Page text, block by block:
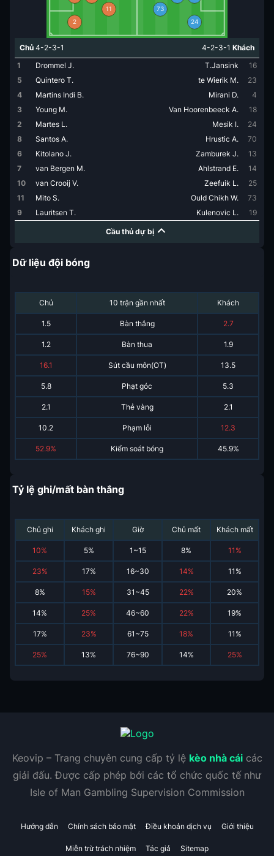
2
11 73
24
Chủ 4-2-3-1 4-2-3-1 Khách
1
Drommel J. T.Jansink
16
5
Quintero T. te Wierik M.
23
4
Martins Indi B. Mirani D.
4
3
Young M. Van Hoorenbeeck A.
18
2
Martes L. Mesik I.
24
8
Santos A. Hrustic A.
70
6
Kitolano J. Zamburek J.
13
7
van Bergen M. Ahlstrand E.
14
10
van Crooij V. Zeefuik L.
25
11
Mito S. Ould Chikh W.
73
9
Lauritsen T. Kulenovic L. 19
Cầu thủ dự bị
Dữ liệu đội bóng
Chủ 10 trận gần nhất Khách
1.5 Bàn thắng 2.7
1.2 Bàn thua 1.9
16.1 Sút cầu môn(OT) 13.5
5.8 Phạt góc 5.3
2.1 Thẻ vàng 2.1
10.2 Phạm lỗi 12.3
52.9% Kiểm soát bóng 45.9%
Tỷ lệ ghi/mất bàn thắng
Chủ ghi Khách ghi Giờ Chủ mất Khách mất
10% 5% 1~15 8% 11 %
23% 17% 16~30 14% 11 %
8% 15% 31~45 22% 20%
14% 25% 46~60 22% 19%
17% 23% 61~75 18% 11 %
25% 13% 76~90 14% 25%
Keovip – Trang chuyên cung cấp tỷ lệ kèo nhà cáicác
giải đấu. Được cấp phép bởi các tổ chức quốc tế như
Isle of Man Gambling Supervision Commission
Hướng dẫn Chính sách bảo mật Điều khoản dịch vụ Giới thiệu
Miễn trừ trách nhiệm Tác giả Sitemap